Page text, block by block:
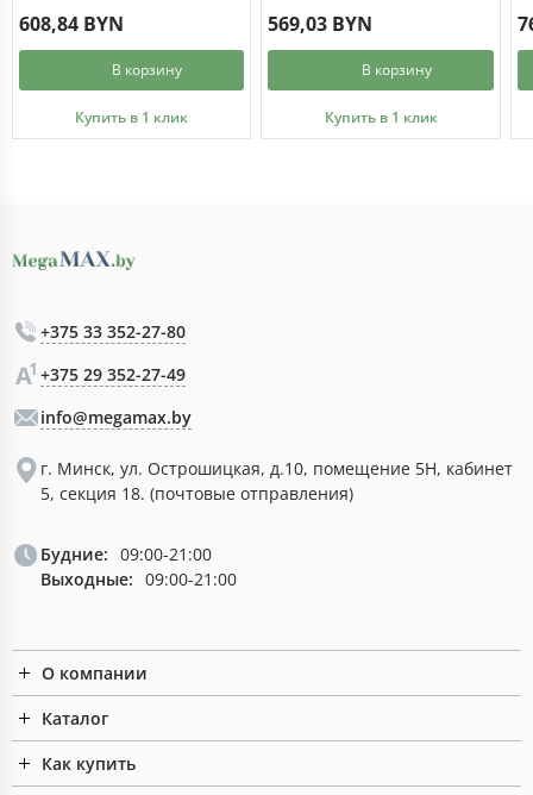
шасси)
608,84 BYN
В корзину
Купить в 1 клик
569,03 BYN
В корзину
Купить в 1 клик
+375 33 352-27-80
+375 29 352-27-49
info@megamax.by
г. Минск, ул. Острошицкая, д.10, помещение 5Н, кабинет
5, секция 18. (почтовые отправления)
Будние: 09:00-21:00
Выходные: 09:00-21:00
О компании
Каталог
Как купить